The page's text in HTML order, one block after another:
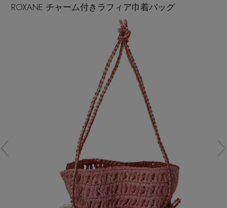
最旬！トレンドワード
【予約】新作ウェアをチェック
【Tシャツ】デイリーに活躍
【日傘】完全遮光・軽量傘
最新トレンドや限定アイテム、セール情報を
いち早くお届けします。
カスタマーサポート
ROXANE チャーム付きラフィア巾着バッグ